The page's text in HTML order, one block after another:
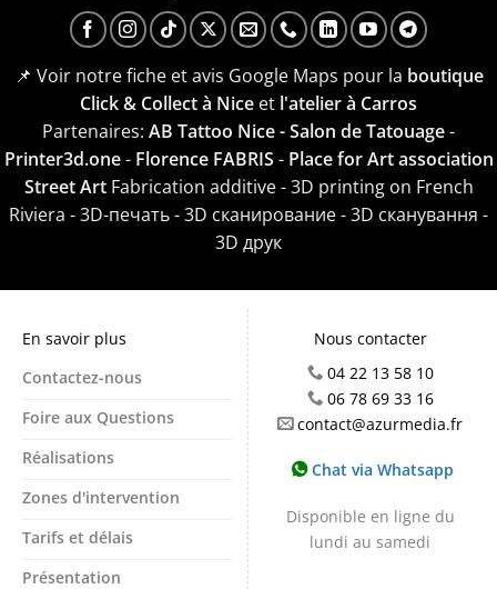
📌 Voir notre fiche et avis Google Maps pour la boutique
Click & Collect à Nice et l'atelier à Carros
Partenaires: AB Tattoo Nice - Salon de Tatouage-
Printer3d.one- Florence FABRIS - Place for Art association
Street ArtFabrication additive - 3D printing on French
Riviera - 3D-печать - 3D сканирование - 3D сканування -
3D друк
En savoir plus
Contactez-nous
Foire aux Questions
Réalisations
Zones d'intervention
Tarifs et délais
Présentation
Nous contacter
04 22 13 58 10
06 78 69 33 16
contact@azurmedia.fr
Chat via Whatsapp
Disponible en ligne du
lundi au samedi